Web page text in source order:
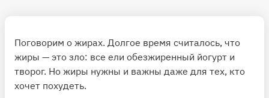
Поговорим о жирах. Долгое время считалось, что
жиры — это зло: все ели обезжиренный йогурт и
творог. Но жиры нужны и важны даже для тех, кто
хочет похудеть.